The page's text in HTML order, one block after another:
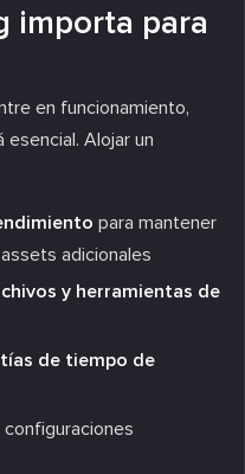
importa para
en funcionamiento,
Alojar un
para mantener
adicionales
y herramientas de
de tiempo de